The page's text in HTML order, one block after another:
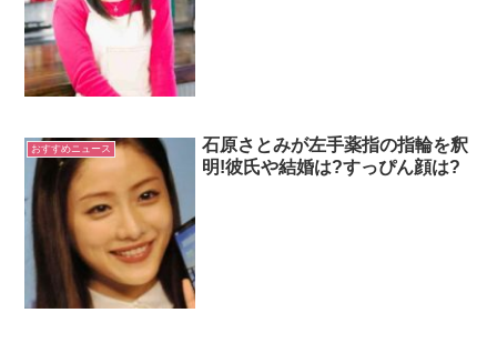
おすすめニュース
石原さとみが左手薬指の指輪を釈
明!彼氏や結婚は?すっぴん顔は?